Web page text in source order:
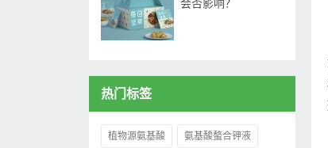
会否影响？
热门标签
植物源氨基酸 氨基酸螯合钾液